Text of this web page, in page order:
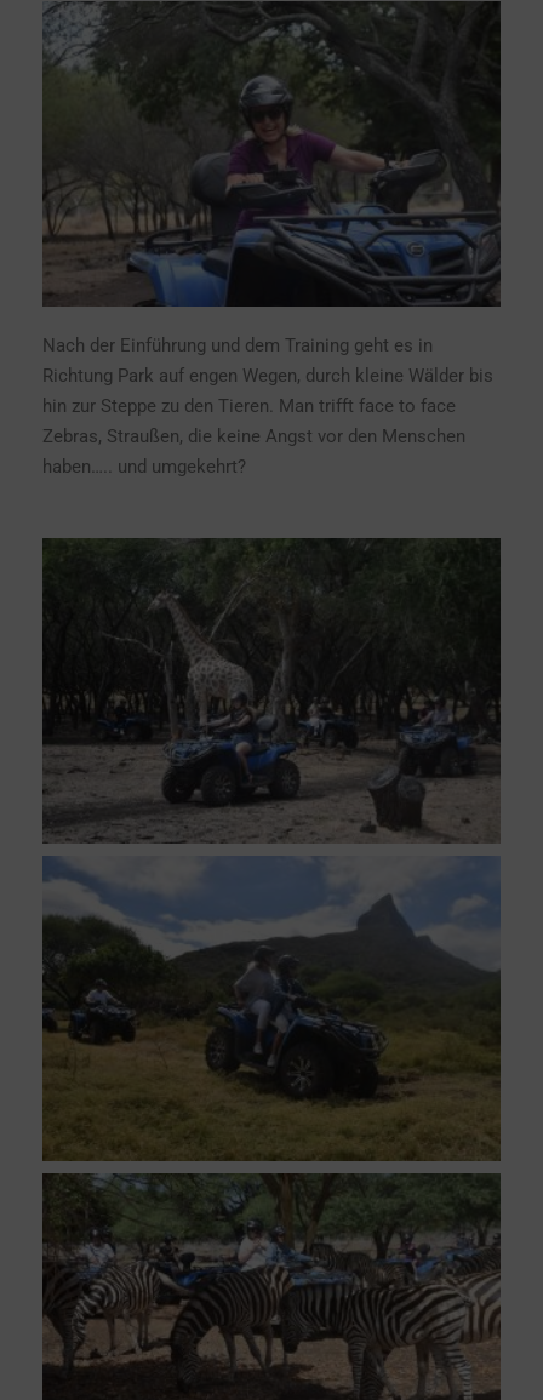
Nach der Einführung und dem Training geht es in
Richtung Park auf engen Wegen, durch kleine Wälder bis
hin zur Steppe zu den Tieren. Man trifft face to face
Zebras, Straußen, die keine Angst vor den Menschen
haben….. und umgekehrt?